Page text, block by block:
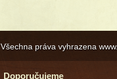
Všechna práva vyhrazena
Doporučujeme